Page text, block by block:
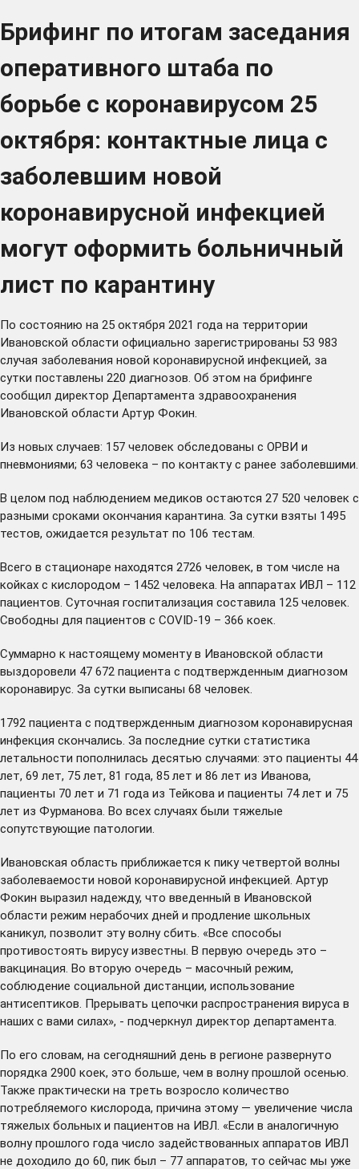
Брифинг по итогам заседания
оперативного штаба по
борьбе с коронавирусом 25
октября: контактные лица с
заболевшим новой
коронавирусной инфекцией
могут оформить больничный
лист по карантину
По состоянию на 25 октября 2021 года на территории
Ивановской области официально зарегистрированы 53 983
случая заболевания новой коронавирусной инфекцией, за
сутки поставлены 220 диагнозов. Об этом на брифинге
сообщил директор Департамента здравоохранения
Ивановской области Артур Фокин.
Из новых случаев: 157 человек обследованы с ОРВИ и
пневмониями; 63 человека – по контакту с ранее заболевшими.
В целом под наблюдением медиков остаются 27 520 человек с
разными сроками окончания карантина. За сутки взяты 1495
тестов, ожидается результат по 106 тестам.
Всего в стационаре находятся 2726 человек, в том числе на
койках с кислородом – 1452 человека. На аппаратах ИВЛ – 112
пациентов. Суточная госпитализация составила 125 человек.
Свободны для пациентов с COVID-19 – 366 коек.
Суммарно к настоящему моменту в Ивановской области
выздоровели 47 672 пациента с подтвержденным диагнозом
коронавирус. За сутки выписаны 68 человек.
1792 пациента с подтвержденным диагнозом коронавирусная
инфекция скончались. За последние сутки статистика
летальности пополнилась десятью случаями: это пациенты 44
лет, 69 лет, 75 лет, 81 года, 85 лет и 86 лет из Иванова,
пациенты 70 лет и 71 года из Тейкова и пациенты 74 лет и 75
лет из Фурманова. Во всех случаях были тяжелые
сопутствующие патологии.
Ивановская область приближается к пику четвертой волны
заболеваемости новой коронавирусной инфекцией. Артур
Фокин выразил надежду, что введенный в Ивановской
области режим нерабочих дней и продление школьных
каникул, позволит эту волну сбить. «Все способы
противостоять вирусу известны. В первую очередь это –
вакцинация. Во вторую очередь – масочный режим,
соблюдение социальной дистанции, использование
антисептиков. Прерывать цепочки распространения вируса в
наших с вами силах», - подчеркнул директор департамента.
По его словам, на сегодняшний день в регионе развернуто
порядка 2900 коек, это больше, чем в волну прошлой осенью.
Также практически на треть возросло количество
потребляемого кислорода, причина этому — увеличение числа
тяжелых больных и пациентов на ИВЛ. «Если в аналогичную
волну прошлого года число задействованных аппаратов ИВЛ
не доходило до 60, пик был – 77 аппаратов, то сейчас мы уже